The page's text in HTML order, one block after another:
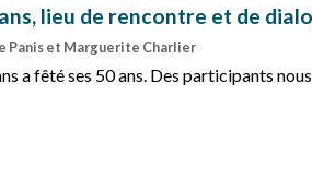
lieu de rencontre et de
Panis et Marguerite Charlier
a fêté ses 50 ans. Des participants